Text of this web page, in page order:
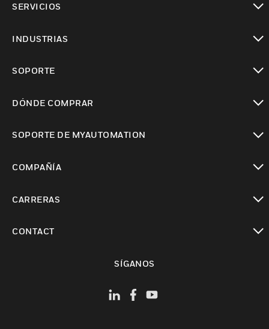
SERVICIOS
INDUSTRIAS
SOPORTE
DÓNDE COMPRAR
SOPORTE DE MYAUTOMATION
COMPAÑÍA
CARRERAS
CONTACT
SÍGANOS